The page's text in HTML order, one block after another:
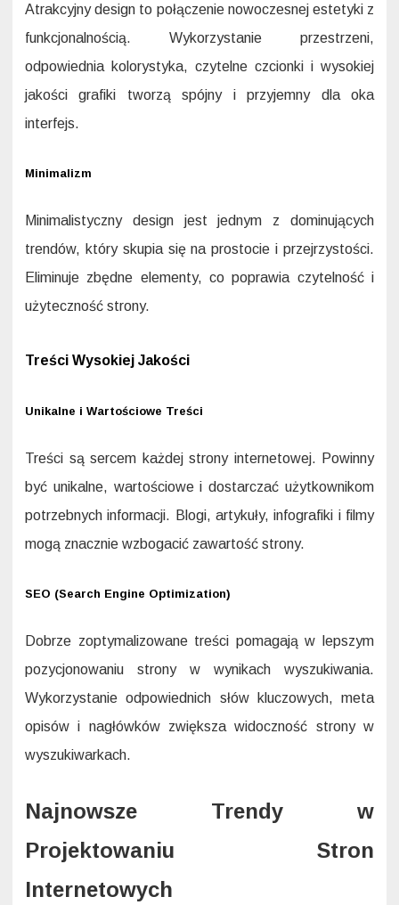
Atrakcyjny design to połączenie nowoczesnej estetyki z
funkcjonalnością. Wykorzystanie przestrzeni,
odpowiednia kolorystyka, czytelne czcionki i wysokiej
jakości grafiki tworzą spójny i przyjemny dla oka
interfejs.
Minimalizm
Minimalistyczny design jest jednym z dominujących
trendów, który skupia się na prostocie i przejrzystości.
Eliminuje zbędne elementy, co poprawia czytelność i
użyteczność strony.
Treści Wysokiej Jakości
Unikalne i Wartościowe Treści
Treści są sercem każdej strony internetowej. Powinny
być unikalne, wartościowe i dostarczać użytkownikom
potrzebnych informacji. Blogi, artykuły, infografiki i filmy
mogą znacznie wzbogacić zawartość strony.
SEO (Search Engine Optimization)
Dobrze zoptymalizowane treści pomagają w lepszym
pozycjonowaniu strony w wynikach wyszukiwania.
Wykorzystanie odpowiednich słów kluczowych, meta
opisów i nagłówków zwiększa widoczność strony w
wyszukiwarkach.
Najnowsze Trendy w
Projektowaniu Stron
Internetowych